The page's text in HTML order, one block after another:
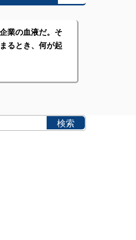
業の血液だ。そ
るとき、何が起